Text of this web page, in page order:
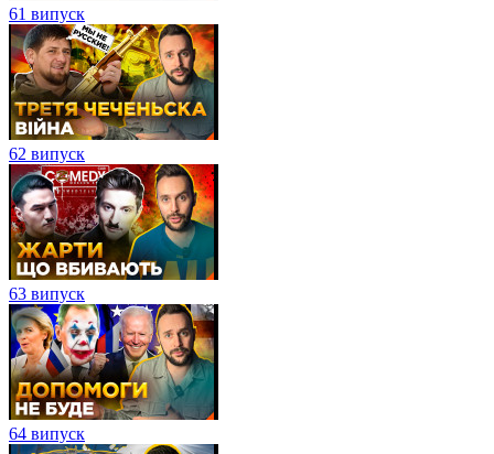
61 випуск
62 випуск
63 випуск
64 випуск